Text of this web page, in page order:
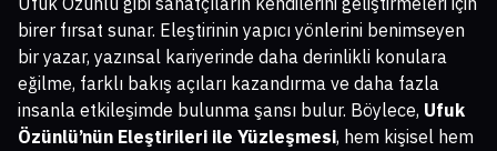
birer fırsat sunar. Eleştirinin yapıcı yönlerini benimseyen
bir yazar, yazınsal kariyerinde daha derinlikli konulara
eğilme, farklı bakış açıları kazandırma ve daha fazla
insanla etkileşimde bulunma şansı bulur. Böylece, Ufuk
Özünlü’nün Eleştirileri ile Yüzleşmesi, hem kişisel hem